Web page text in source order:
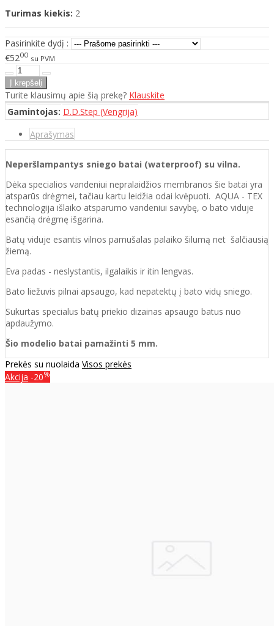
Turimas kiekis: 2
Pasirinkite dydį :
€5200 su PVM
Turite klausimų apie šią prekę? Klauskite
Gamintojas: D.D.Step (Vengrija)
Aprašymas
Neperšlampantys sniego batai (waterproof) su vilna.
Dėka specialios vandeniui nepralaidžios membranos šie batai yra
atsparūs drėgmei, tačiau kartu leidžia odai kvėpuoti. AQUA - TEX
technologija išlaiko atsparumo vandeniui savybę, o bato viduje
esančią drėgmę išgarina.
Batų viduje esantis vilnos pamušalas palaiko šilumą net šalčiausią
žiemą.
Eva padas - neslystantis, ilgalaikis ir itin lengvas.
Bato liežuvis pilnai apsaugo, kad nepatektų į bato vidų sniego.
Sukurtas specialus batų priekio dizainas apsaugo batus nuo
apdaužymo.
Šio modelio batai pamažinti 5 mm.
Prekės su nuolaida Visos prekės
Akcija -20%